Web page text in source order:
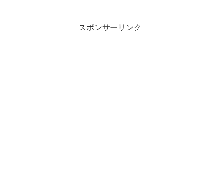
し、指定した間隔で切り替えまスポンサーリンク